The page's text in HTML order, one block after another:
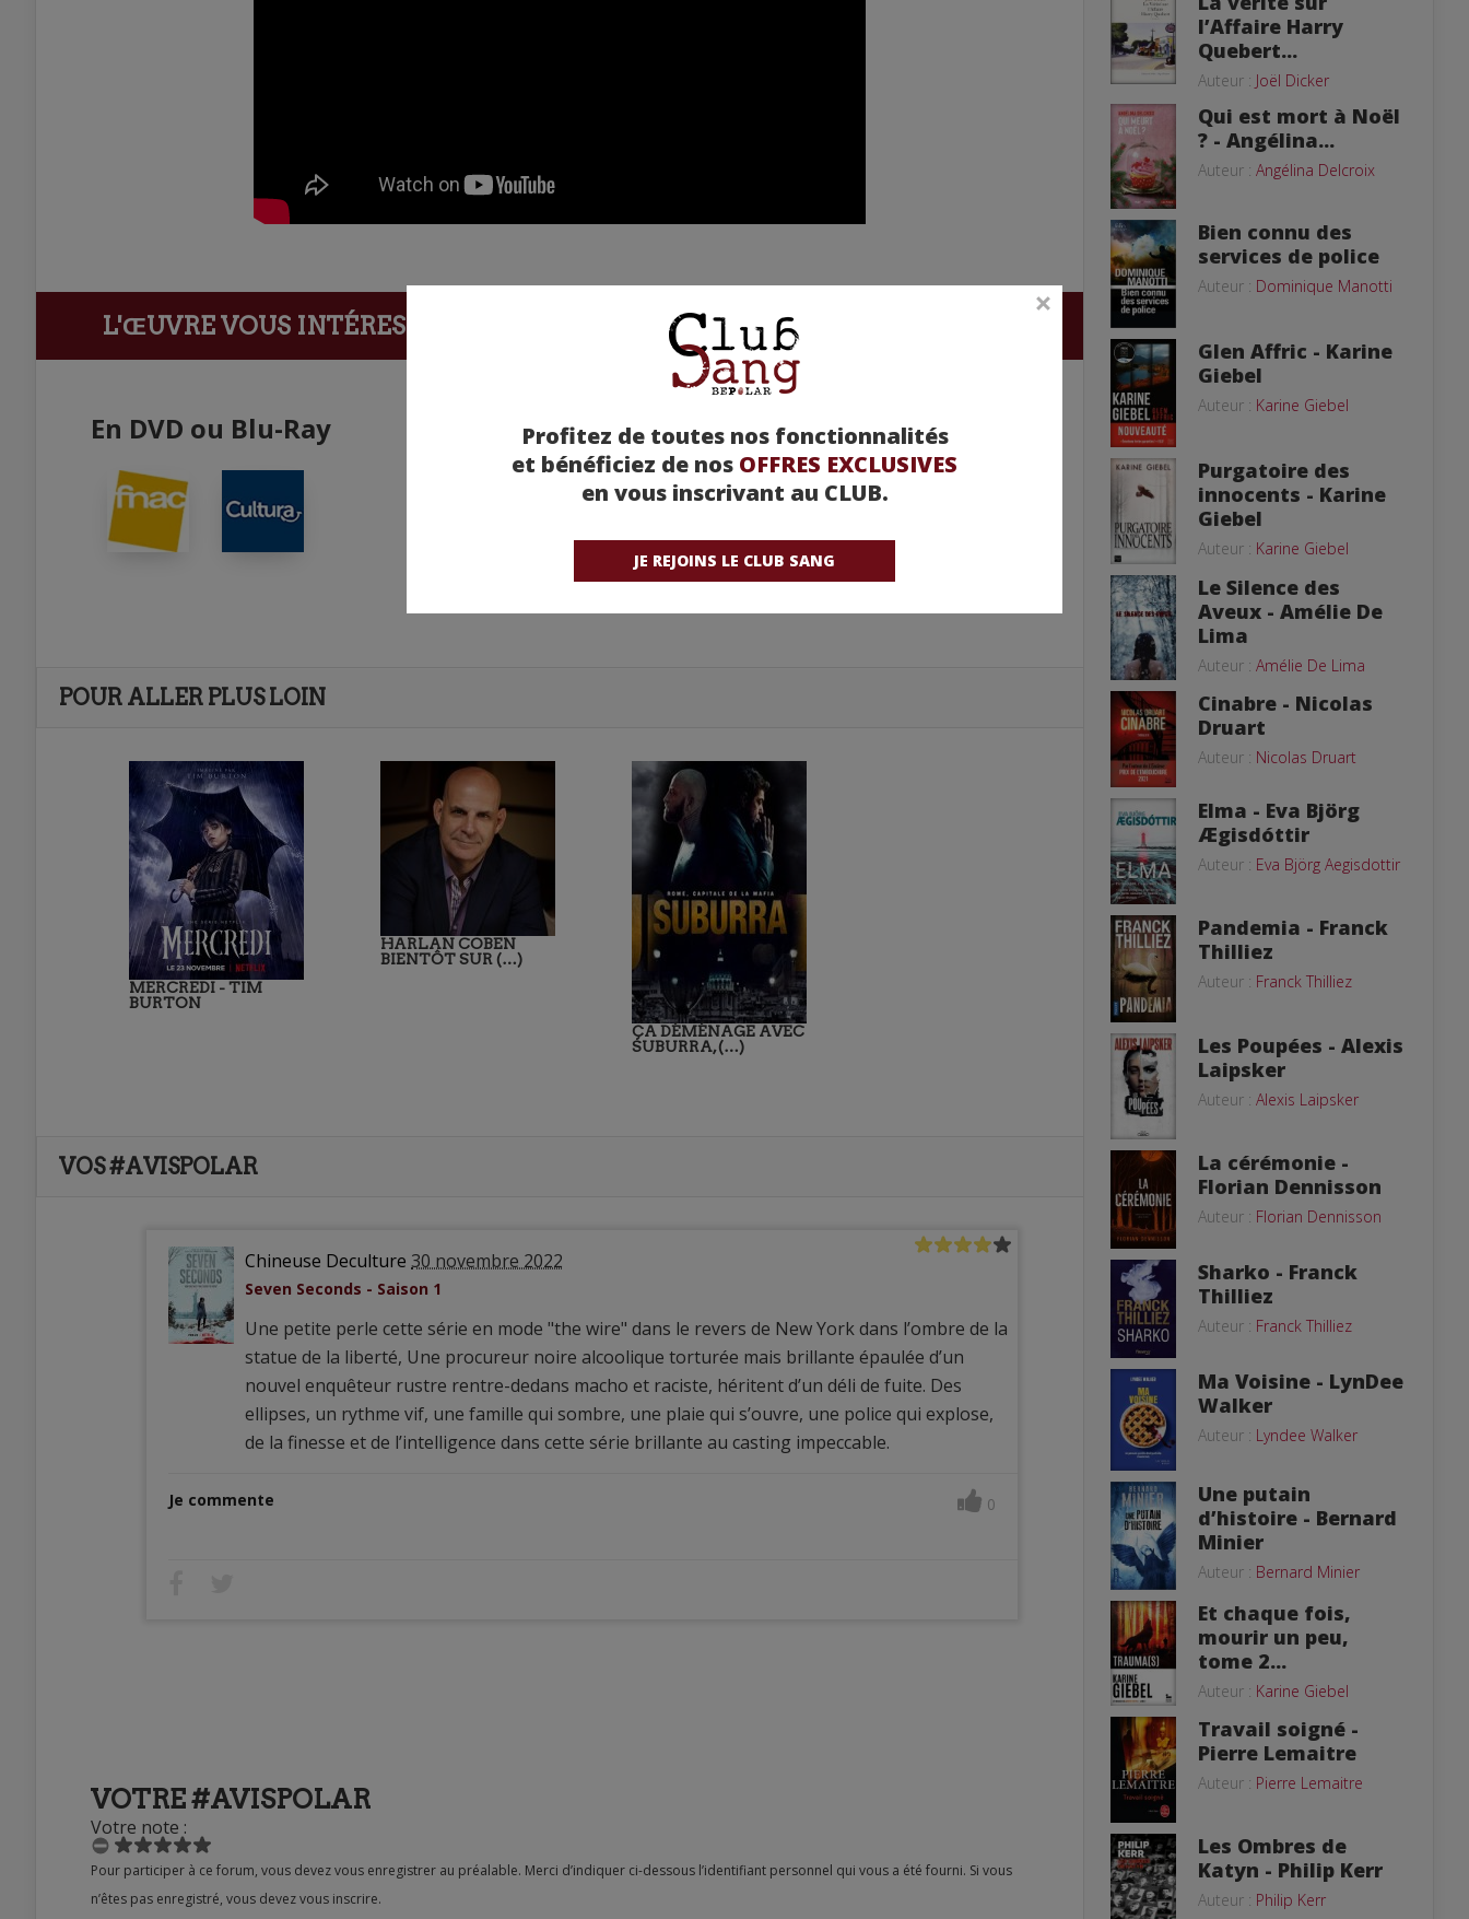
Profitez de toutes nos fonctionnalités
et bénéficiez de nos OFFRES EXCLUSIVES
en vous inscrivant au CLUB.
JE REJOINS LE CLUB SANG
L'ŒUVRE VOUS INTÉRESSE ? Achetez-la chez nos partenaires !
En DVD ou Blu-Ray
POUR ALLER PLUS LOIN
MERCREDI - TIM
BURTON
HARLAN COBEN
BIENTÔT SUR (…)
ÇA DÉMÉNAGE AVEC
SUBURRA, (…)
VOS #AVISPOLAR
Chineuse Deculture 30 novembre 2022
Seven Seconds - Saison 1
Une petite perle cette série en mode "the wire" dans le revers de New York dans l’ombre de la
statue de la liberté, Une procureur noire alcoolique torturée mais brillante épaulée d’un
nouvel enquêteur rustre rentre-dedans macho et raciste, héritent d’un déli de fuite. Des
ellipses, un rythme vif, une famille qui sombre, une plaie qui s’ouvre, une police qui explose,
de la finesse et de l’intelligence dans cette série brillante au casting impeccable.
Je commente 0
VOTRE #AVISPOLAR
Votre note :
Pour participer à ce forum, vous devez vous enregistrer au préalable. Merci d’indiquer ci-dessous l’identifiant personnel qui vous a été fourni. Si vous
n’êtes pas enregistré, vous devez vous inscrire.
l’Affaire Harry
Quebert...
Auteur : Joël Dicker
Qui est mort à Noël
? - Angélina...
Auteur : Angélina Delcroix
Bien connu des
services de police
Auteur : Dominique Manotti
Glen Affric - Karine
Giebel
Auteur : Karine Giebel
Purgatoire des
innocents - Karine
Giebel
Auteur : Karine Giebel
Le Silence des
Aveux - Amélie De
Lima
Auteur : Amélie De Lima
Cinabre - Nicolas
Druart
Auteur : Nicolas Druart
Elma - Eva Björg
Ægisdóttir
Auteur : Eva Björg Aegisdottir
Pandemia - Franck
Thilliez
Auteur : Franck Thilliez
Les Poupées - Alexis
Laipsker
Auteur : Alexis Laipsker
La cérémonie -
Florian Dennisson
Auteur : Florian Dennisson
Sharko - Franck
Thilliez
Auteur : Franck Thilliez
Ma Voisine - LynDee
Walker
Auteur : Lyndee Walker
Une putain
d’histoire - Bernard
Minier
Auteur : Bernard Minier
Et chaque fois,
mourir un peu,
tome 2...
Auteur : Karine Giebel
Travail soigné -
Pierre Lemaitre
Auteur : Pierre Lemaitre
Les Ombres de
Katyn - Philip Kerr
Auteur : Philip Kerr